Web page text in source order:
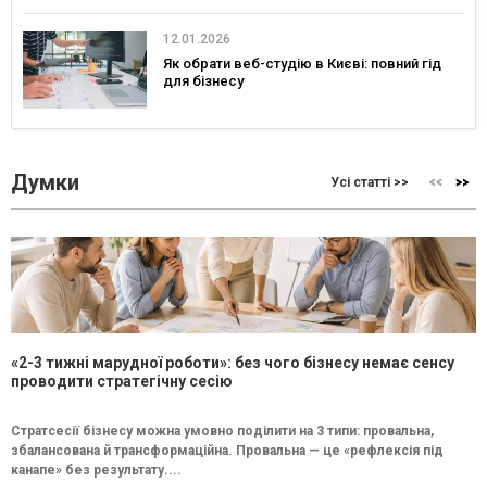
12.01.2026
Як обрати веб-студію в Києві: повний гід
для бізнесу
Думки Усі статті >>
«2-3 тижні марудної роботи»: без чого бізнесу немає сенсу
проводити стратегічну сесію
Стратсесії бізнесу можна умовно поділити на 3 типи: провальна,
збалансована й трансформаційна. Провальна — це «рефлексія під
канапе» без результату....